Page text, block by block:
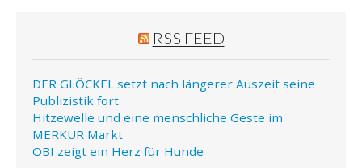
RSS FEED
DER GLÖCKEL setzt nach längerer Auszeit seine
Publizistik fort
Hitzewelle und eine menschliche Geste im
MERKUR Markt
OBI zeigt ein Herz für Hunde